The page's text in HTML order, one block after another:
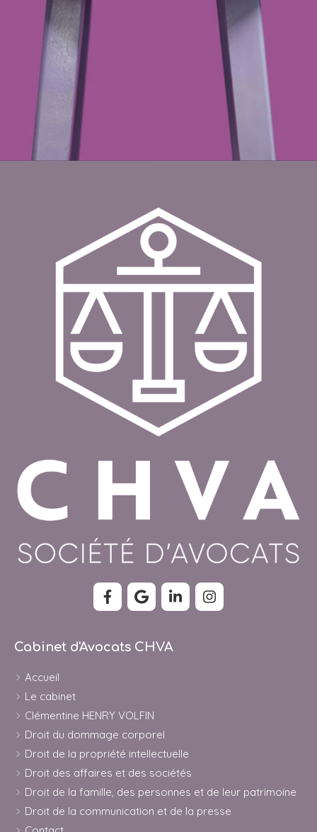
Cabinet d'Avocats CHVA
Accueil
Le cabinet
Clémentine HENRY VOLFIN
Droit du dommage corporel
Droit de la propriété intellectuelle
Droit des affaires et des sociétés
Droit de la famille, des personnes et de leur patrimoine
Droit de la communication et de la presse